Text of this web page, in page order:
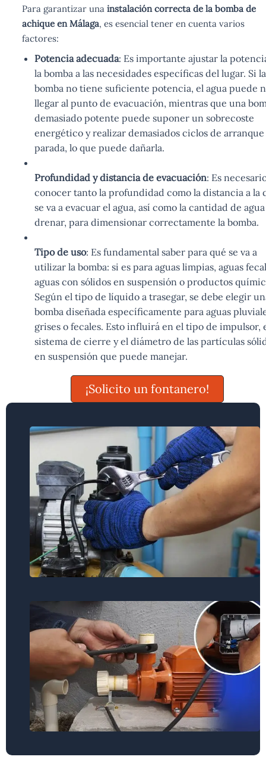
Para garantizar una instalación correcta de la bomba de
achique en Málaga, es esencial tener en cuenta varios
factores:
Potencia adecuada: Es importante ajustar la
la bomba a las necesidades específicas del lugar. Si la
bomba no tiene suficiente potencia, el agua puede
llegar al punto de evacuación, mientras que una
demasiado potente puede suponer un sobrecoste
energético y realizar demasiados ciclos de arranque
parada, lo que puede dañarla.
Profundidad y distancia de evacuación: Es
conocer tanto la profundidad como la distancia a la
se va a evacuar el agua, así como la cantidad de agua
drenar, para dimensionar correctamente la bomba.
Tipo de uso: Es fundamental saber para qué se va a
utilizar la bomba: si es para aguas limpias, aguas
aguas con sólidos en suspensión o productos
Según el tipo de líquido a trasegar, se debe elegir
bomba diseñada específicamente para aguas
grises o fecales. Esto influirá en el tipo de impulsor,
sistema de cierre y el diámetro de las partículas
en suspensión que puede manejar.
¡Solicito un fontanero!